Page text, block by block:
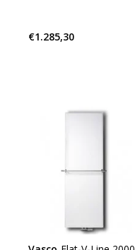
€1.285,30